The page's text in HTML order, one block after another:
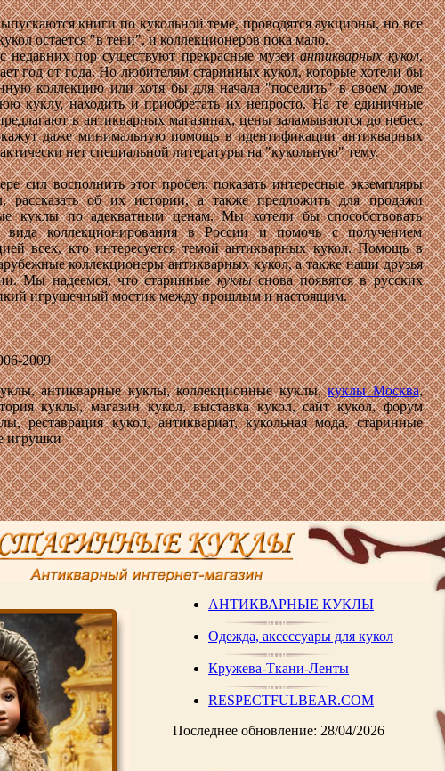
книги по кукольной теме, проводятся аукционы, но все
остается "в тени", и коллекционеров пока мало.
недавних пор существуют прекрасные музеиантикварных кукол,
год от года. Но любителям старинных кукол, которые хотели бы
коллекцию или хотя бы для начала "поселить" в своем доме
куклу, находить и приобретать их непросто. На те единичные
в антикварных магазинах, цены заламываются до небес,
даже минимальную помощь в идентификации антикварных
нет специальной литературы на "кукольную" тему.
сил восполнить этот пробел: показать интересные экземпляры
рассказать об их истории, а также предложить для продажи
куклы по адекватным ценам. Мы хотели бы способствовать
вида коллекционирования в России и помочь с получением
всех, кто интересуется темой антикварных кукол. Помощь в
коллекционеры антикварных кукол, а также наши друзья
Мы надеемся, что старинныекуклыснова появятся в русских
игрушечный мостик между прошлым и настоящим.
2009
антикварные куклы, коллекционные куклы,куклы Москва,
куклы, магазин кукол, выставка кукол, сайт кукол, форум
реставрация кукол, антиквариат, кукольная мода, старинные
игрушки
АНТИКВАРНЫЕ КУКЛЫ
Одежда, аксессуары для кукол
Кружева-Ткани-Ленты
RESPECTFULBEAR.COM
Последнее обновление: 28/04/2026